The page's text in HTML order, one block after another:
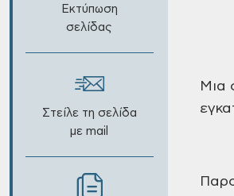
Εκτύπωση
σελίδας
Στείλε τη σελίδα
με mail
Μια